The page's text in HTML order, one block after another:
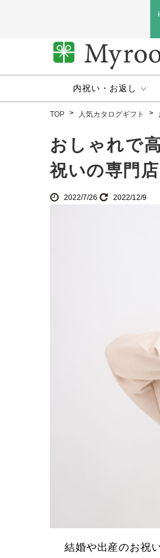
内祝い・お返し
TOP 人気カタログギフト
おしゃれで
祝いの専門
2022/7/26 2022/12/9
結婚や出産のお祝